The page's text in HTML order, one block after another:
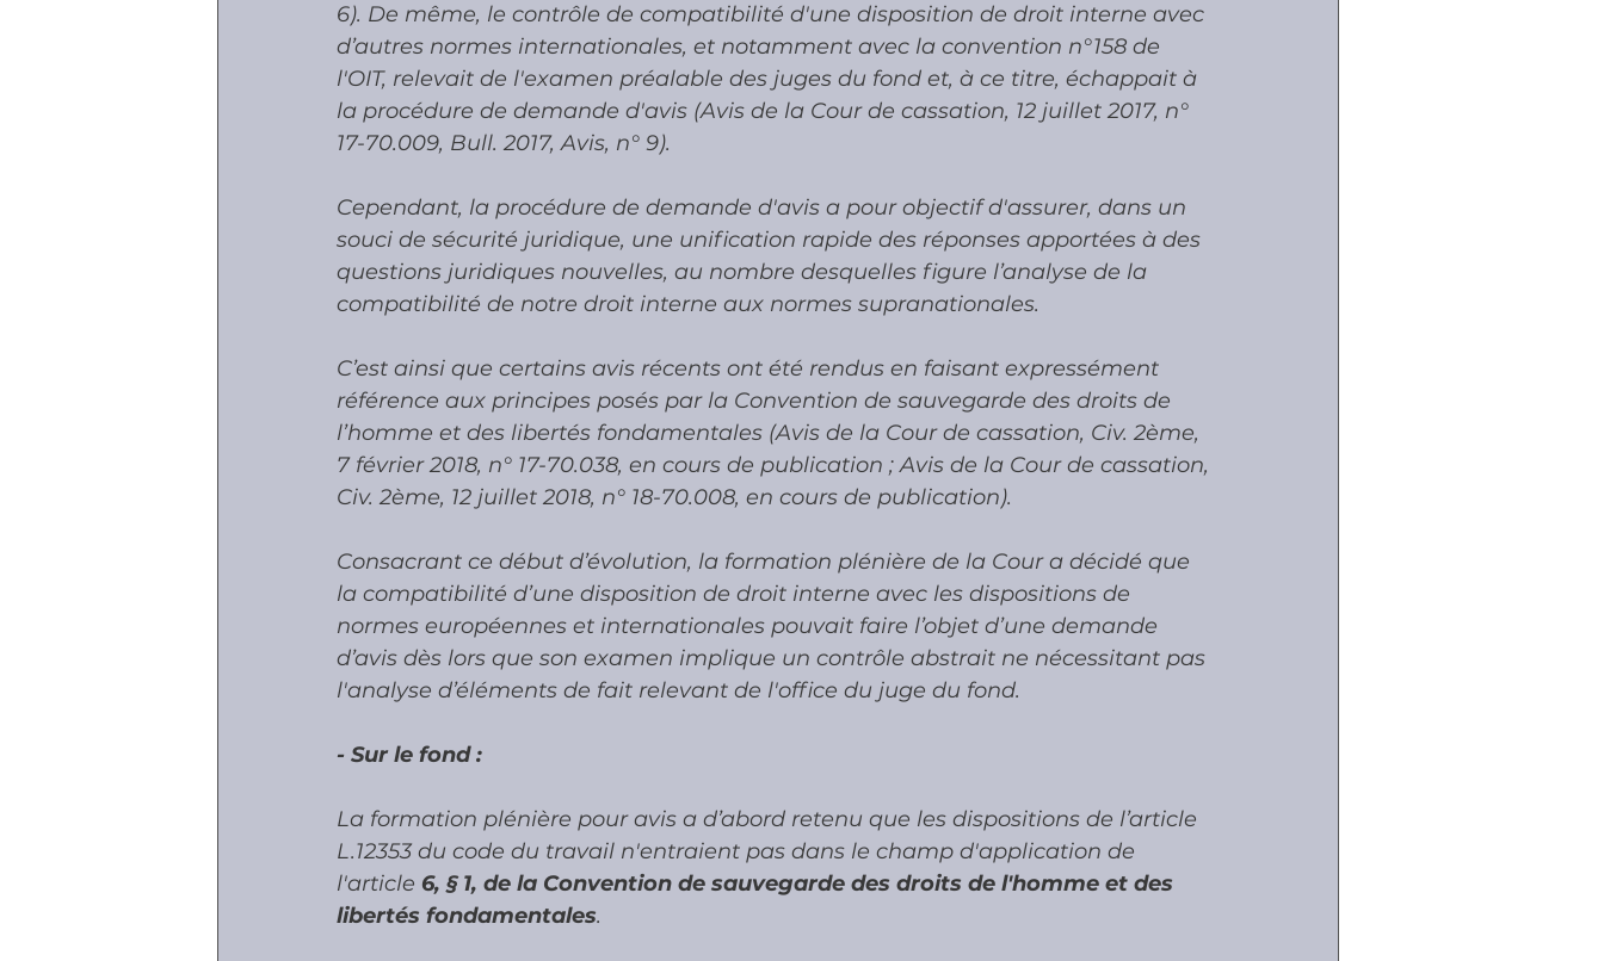
6). De même, le contrôle de compatibilité d'une disposition de droit interne avec
d’autres normes internationales, et notamment avec la convention n°158 de
l'OIT, relevait de l'examen préalable des juges du fond et, à ce titre, échappait à
la procédure de demande d'avis (Avis de la Cour de cassation, 12 juillet 2017, n°
17-70.009, Bull. 2017, Avis, n° 9).
Cependant, la procédure de demande d'avis a pour objectif d'assurer, dans un
souci de sécurité juridique, une unification rapide des réponses apportées à des
questions juridiques nouvelles, au nombre desquelles figure l’analyse de la
compatibilité de notre droit interne aux normes supranationales.
C’est ainsi que certains avis récents ont été rendus en faisant expressément
référence aux principes posés par la Convention de sauvegarde des droits de
l’homme et des libertés fondamentales (Avis de la Cour de cassation, Civ. 2ème,
7 février 2018, n° 17-70.038, en cours de publication ; Avis de la Cour de cassation,
Civ. 2ème, 12 juillet 2018, n° 18-70.008, en cours de publication).
Consacrant ce début d’évolution, la formation plénière de la Cour a décidé que
la compatibilité d’une disposition de droit interne avec les dispositions de
normes européennes et internationales pouvait faire l’objet d’une demande
d’avis dès lors que son examen implique un contrôle abstrait ne nécessitant pas
l'analyse d’éléments de fait relevant de l'office du juge du fond.
- Sur le fond :
La formation plénière pour avis a d’abord retenu que les dispositions de l’article
L.12353 du code du travail n'entraient pas dans le champ d'application de
l'article 6, § 1, de la Convention de sauvegarde des droits de l'homme et des
libertés fondamentales.